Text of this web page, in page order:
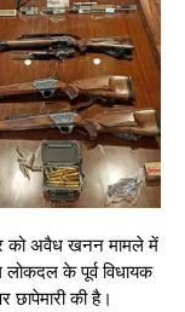
को अवैध खनन मामले में
लोकदल के पूर्व विधायक
की है।